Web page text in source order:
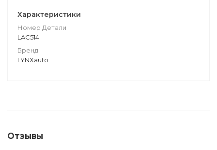
Характеристики
Номер Детали
LAC514
Бренд
LYNXauto
Отзывы